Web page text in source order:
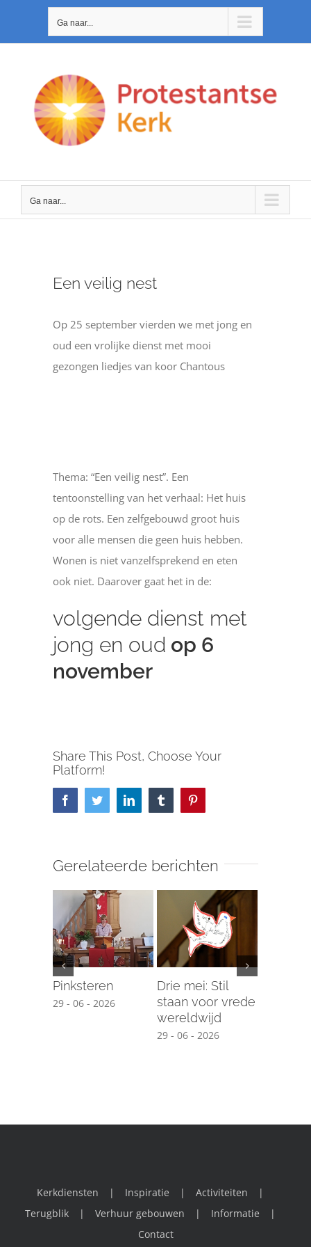
Ga naar...
Ga naar...
Een veilig nest
Op 25 september vierden we met jong en
oud een vrolijke dienst met mooi
gezongen liedjes van koor Chantous
Thema: “Een veilig nest”. Een
tentoonstelling van het verhaal: Het huis
op de rots. Een zelfgebouwd groot huis
voor alle mensen die geen huis hebben.
Wonen is niet vanzelfsprekend en eten
ook niet. Daarover gaat het in de:
volgende dienst met
jong en oud op 6
november
Share This Post, Choose Your
Platform!
FacebookTwitterLinkedIn Tumblr
Gerelateerde berichten
Pinksteren
29 - 06 - 2026
Drie mei: Stil
staan voor vrede
wereldwijd
29 - 06 - 2026
Kerkdiensten Inspiratie
Activiteiten
Terugblik
Verhuur gebouwen
Informatie
Contact